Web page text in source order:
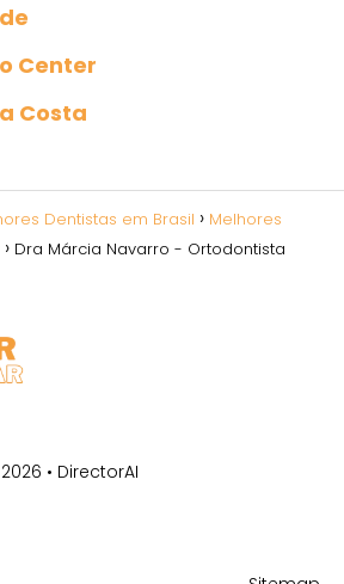
Center
Costa
Dentistas em Brasil
Melhores
Dra Márcia Navarro - Ortodontista
• DirectorAI